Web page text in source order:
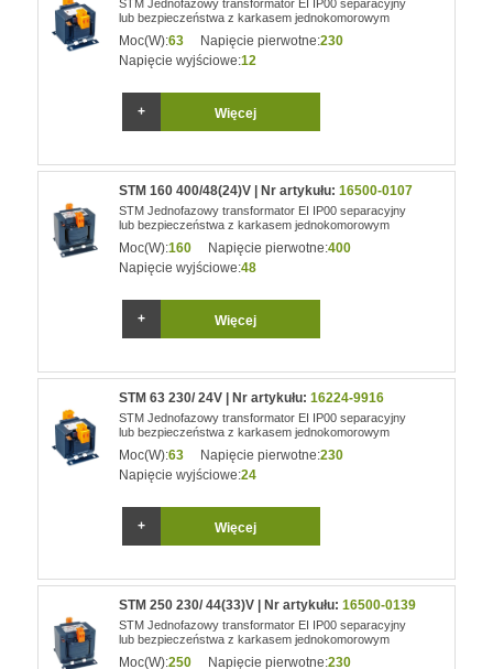
STM Jednofazowy transformator EI IP00 separacyjny
lub bezpieczeństwa z karkasem jednokomorowym
Moc(W):63 Napięcie pierwotne:230
Napięcie wyjściowe:12
Więcej
STM 160 400/48(24)V | Nr artykułu:16500-0107
STM Jednofazowy transformator EI IP00 separacyjny
lub bezpieczeństwa z karkasem jednokomorowym
Moc(W):160 Napięcie pierwotne:400
Napięcie wyjściowe:48
Więcej
STM 63 230/ 24V | Nr artykułu:16224-9916
STM Jednofazowy transformator EI IP00 separacyjny
lub bezpieczeństwa z karkasem jednokomorowym
Moc(W):63 Napięcie pierwotne:230
Napięcie wyjściowe:24
Więcej
STM 250 230/ 44(33)V | Nr artykułu:16500-0139
STM Jednofazowy transformator EI IP00 separacyjny
lub bezpieczeństwa z karkasem jednokomorowym
Moc(W):250 Napięcie pierwotne:230